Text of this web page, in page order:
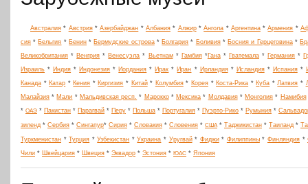
Австра­лия * Австрия*Азер­бай­джан * Албания* Алжир*Ангола * Арген­ти­на*Армения *
сия * Бельгия * Бенин * Бер­муд­ские острова* Бол­га­рия * Боливия* Босния и Гер­це­го­ви­на*
Вели­ко­бри­та­ния * Венгрия * Вене­су­э­ла * Вьетнам* Гамбия*Гана* Гва­те­ма­ла* Гер­ма­ния *
Израиль * Индия * Индо­не­зия * Иор­да­ния * Ирак * Иран * Ирлан­дия* Ислан­дия* Испания*
Канада * Катар * Кения * Кир­ги­зия * Китай* Колум­бия* Корея* Коста-Рика * Куба * Латвия *
Малай­зия * Мали * Маль­ди­в­ская респ. * Марокко* Мексика * Мол­да­вия* Мон­го­лия * Намибия
* ОАЭ * Паки­стан * Параг­вай * Перу * Польша * Пор­ту­га­лия * Пуэрто-Рико * Румыния *
зи­ленд * Сербия * Син­га­пур* Сирия * Сло­ва­кия * Сло­ве­ния * США * Таджи­ки­стан * Таиланд *
Турк­ме­ни­стан *Турция *Узбе­ки­стан *Украина * Уругвай* Фиджи* Филип­пи­ны* Фин­лян­дия*
Чили * Швей­ца­рия * Швеция * Эквадор * Эстония * ЮАС * Япония